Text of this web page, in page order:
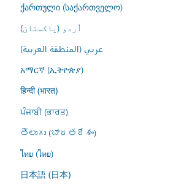
ქართული (საქართველო)
اُردو (پاکستان)
عربي (المنطقة العربية)
አማርኛ (ኢትዮጵያ)
हिन्दी (भारत)
ਪੰਜਾਬੀ (ਭਾਰਤ)
తెలుగు (భారతదేశం)
ไทย (ไทย)
日本語 (日本)